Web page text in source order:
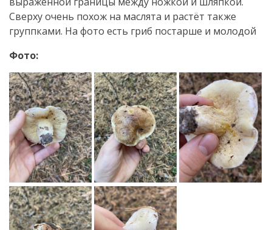
Сверху очень похож на маслята и растёт также
группками. На фото есть гриб постарше и молодой
Фото: